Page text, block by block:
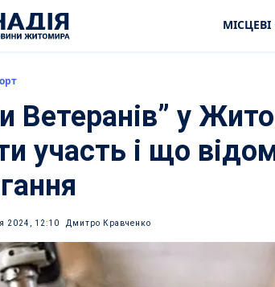
Ветеранів” у
участь і що
2024, 12:10 Дмитро Кравченко